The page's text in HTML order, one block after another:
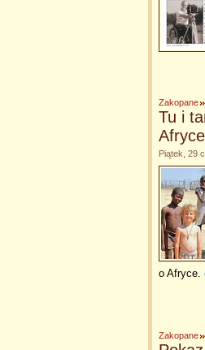
Zakopane
Tu i
Afryce
Piątek, 29
o Afryce.
Zakopane